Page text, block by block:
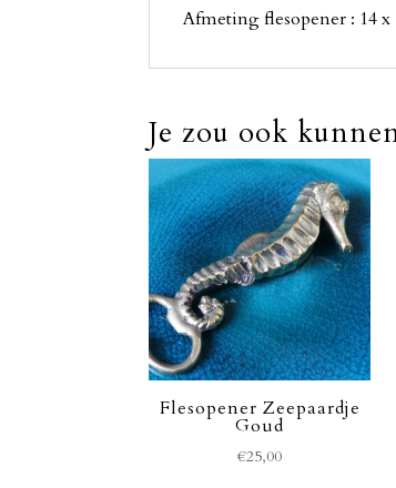
Afmeting flesopener : 14 x
Je zou ook
Flesopener Zeepaardje
Goud
€25,00